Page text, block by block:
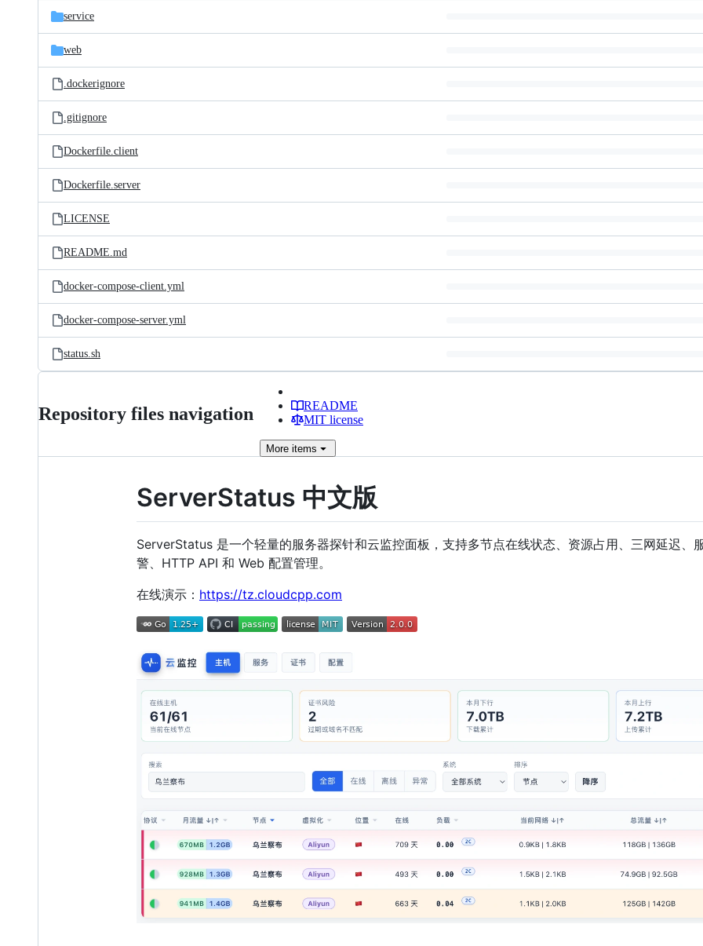
service
web
.dockerignore
.gitignore
Dockerfile.client
Dockerfile.server
LICENSE
README.md
docker-compose-client.yml
docker-compose-server.yml
status.sh
Repository files navigation
README
MIT license
More items
ServerStatus 中文版
ServerStatus 是一个轻量的服务器探针和云监控面板，支持多节点在线状态、资源占用、三网延迟
警、HTTP API 和 Web 配置管理。
在线演示： https://tz.cloudcpp.com